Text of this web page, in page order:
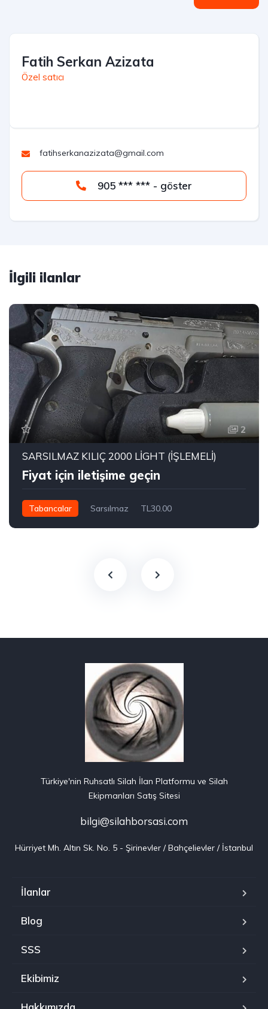
Fatih Serkan Azizata
Özel satıcı
fatihserkanazizata@gmail.com
905 *** *** - göster
İlgili ilanlar
2
SARSILMAZ KILIÇ 2000 LİGHT (İŞLEMELİ)
Fiyat için iletişime geçin
Tabancalar Sarsılmaz TL30.00
Türkiye'nin Ruhsatlı Silah İlan Platformu ve Silah
Ekipmanları Satış Sitesi
bilgi@silahborsasi.com
Hürriyet Mh. Altın Sk. No. 5 - Şirinevler / Bahçelievler / İstanbul
İlanlar
Blog
SSS
Ekibimiz